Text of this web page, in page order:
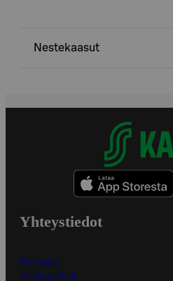
Nestekaasut
Yhteystiedot
Myymälät
Asiakaspalvelu